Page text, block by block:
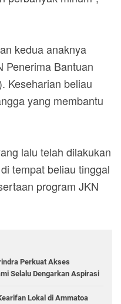
kedua anaknya
Penerima Bantuan
Keseharian beliau
yang membantu
lalu telah dilakukan
tempat beliau tinggal
program JKN
Perkuat Akses
Selalu Dengarkan Aspirasi
Lokal di Ammatoa